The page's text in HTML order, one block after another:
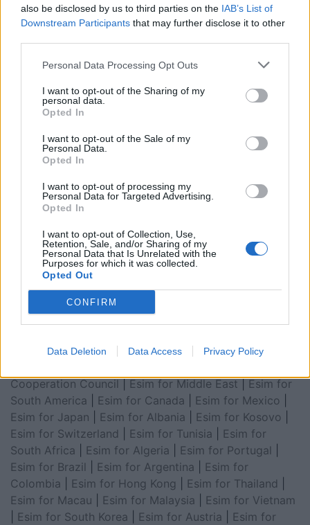
also be disclosed by us to third parties on the IAB’s List of
Downstream Participants that may further disclose it to other
Personal Data Processing Opt Outs
I want to opt-out of the Sharing of my
personal data.
Opted In
I want to opt-out of the Sale of my
Personal Data.
Opted In
I want to opt-out of processing my
Personal Data for Targeted Advertising.
Opted In
I want to opt-out of Collection, Use,
Retention, Sale, and/or Sharing of my
Personal Data that Is Unrelated with the
Purposes for which it was collected.
Opted Out
CONFIRM
Data Deletion Data Access Privacy Policy
Esim for Global|Esim for Europe|Esim for Caribbean
Esim for USA|Esim for Italy|Esim for Spain
for Turkey
Esim for World Cup 2026
Arabia|Esim for Egypt|Esim for United Arab
for China| Esim for United Kingdom |Esim for Africa
Cooperation Council|Esim for Middle East|Esim for
South America
Esim for Canada Esim for Mexico
Esim for Japan
Esim for Albania Esim for Kosovo
Esim for Switzerland
Esim for Tunisia
Esim for
South Africa
Esim for Algeria Esim for Portugal
Esim for Brazil
Esim for Argentina
Esim for
Colombia
Esim for Hong Kong Esim for Thailand
Esim for Macau
Esim for Malaysia
Esim for Vietnam
Esim for South Korea Esim for Austria
Esim for